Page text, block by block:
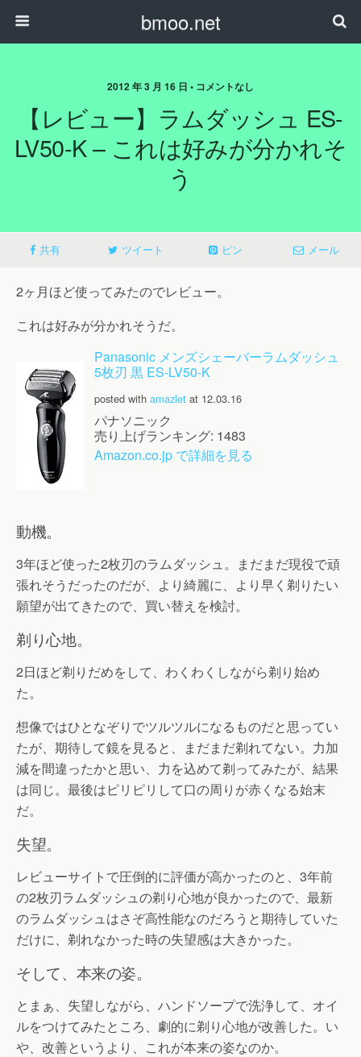
bmoo.net
2012 年 3 月 16 日 • コメントなし
【レビュー】ラムダッシュ ES-
LV50-K – これは好みが分かれそ
う
共有 ツイート ピン メール
2ヶ月ほど使ってみたのでレビュー。
これは好みが分かれそうだ。
Panasonic メンズシェーバーラムダッシュ
5枚刃 黒 ES-LV50-K
posted with amazlet at 12.03.16
パナソニック
売り上げランキング: 1483
Amazon.co.jp で詳細を見る
動機。
3年ほど使った2枚刃のラムダッシュ。まだまだ現役で頑
張れそうだったのだが、より綺麗に、より早く剃りたい
願望が出てきたので、買い替えを検討。
剃り心地。
2日ほど剃りだめをして、わくわくしながら剃り始め
た。
想像ではひとなぞりでツルツルになるものだと思ってい
たが、期待して鏡を見ると、まだまだ剃れてない。力加
減を間違ったかと思い、力を込めて剃ってみたが、結果
は同じ。最後はピリピリして口の周りが赤くなる始末
だ。
失望。
レビューサイトで圧倒的に評価が高かったのと、3年前
の2枚刃ラムダッシュの剃り心地が良かったので、最新
のラムダッシュはさぞ高性能なのだろうと期待していた
だけに、剃れなかった時の失望感は大きかった。
そして、本来の姿。
とまぁ、失望しながら、ハンドソープで洗浄して、オイ
ルをつけてみたところ、劇的に剃り心地が改善した。い
や、改善というより、これが本来の姿なのか。